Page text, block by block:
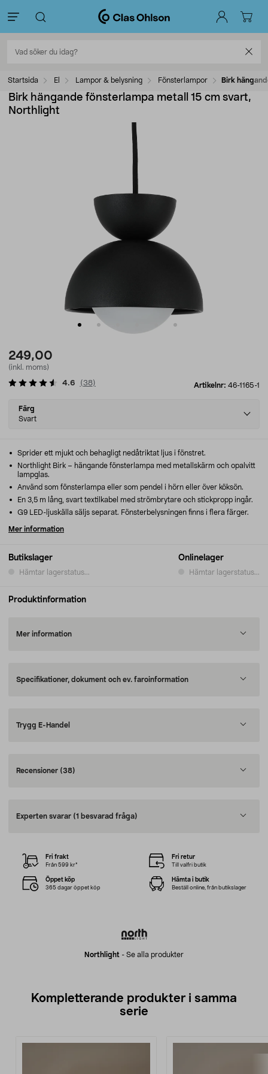
Startsida El Lampor & belysning Fönsterlampor Birk
Birk hängande fönsterlampa metall 15 cm svart,
Northlight
249,00
(inkl. moms)
Artikelnr: 46-1165-1
4.6 (38)
Select
variant
Färg
Svart
Butikslager
Hämtar lagerstatus...
Onlinelager
Hämtar lagerstatus...
Sprider ett mjukt och behagligt nedåtriktat ljus i fönstret.
Northlight Birk – hängande fönsterlampa med metallskärm och opalvitt
lampglas.
Använd som fönsterlampa eller som pendel i hörn eller över köksön.
En 3,5 m lång, svart textilkabel med strömbrytare och stickpropp ingår.
G9 LED-ljuskälla säljs separat. Fönsterbelysningen finns i flera färger.
Mer information
Produktinformation
Mer information
Specifikationer, dokument och ev. faroinformation
Trygg E-Handel
Recensioner (38)
Experten svarar (1 besvarad fråga)
Northlight - Se alla produkter
Fri frakt
Från 599 kr*
Fri retur
Till valfri butik
Öppet köp
365 dagar öppet köp
Hämta i butik
Beställ online, från butikslager
Kompletterande produkter i samma
serie